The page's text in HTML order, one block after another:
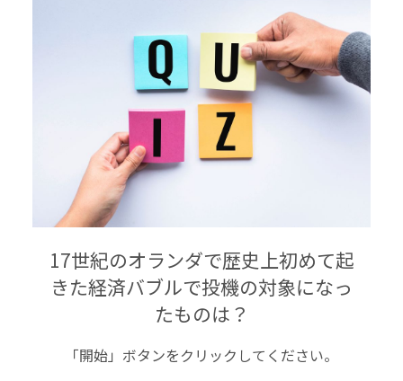
17世紀のオランダで歴史上初めて起
きた経済バブルで投機の対象になっ
たものは？
「開始」ボタンをクリックしてください。